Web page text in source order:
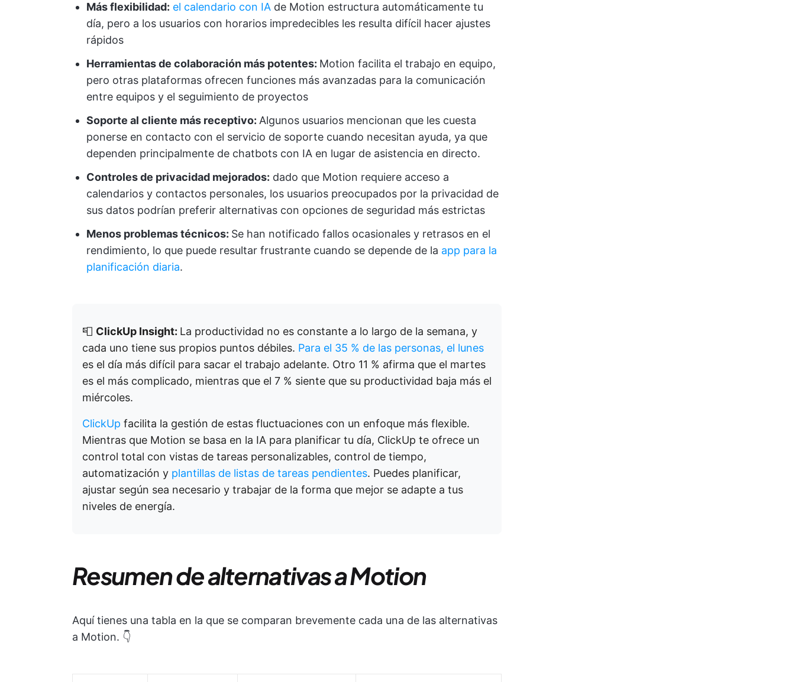
Más flexibilidad: el calendario con IA de Motion estructura automáticamente tu
día, pero a los usuarios con horarios impredecibles les resulta difícil hacer ajustes
rápidos
Herramientas de colaboración más potentes: Motion facilita el trabajo en equipo,
pero otras plataformas ofrecen funciones más avanzadas para la comunicación
entre equipos y el seguimiento de proyectos
Soporte al cliente más receptivo: Algunos usuarios mencionan que les cuesta
ponerse en contacto con el servicio de soporte cuando necesitan ayuda, ya que
dependen principalmente de chatbots con IA en lugar de asistencia en directo.
Controles de privacidad mejorados: dado que Motion requiere acceso a
calendarios y contactos personales, los usuarios preocupados por la privacidad de
sus datos podrían preferir alternativas con opciones de seguridad más estrictas
Menos problemas técnicos: Se han notificado fallos ocasionales y retrasos en el
rendimiento, lo que puede resultar frustrante cuando se depende de la app para la
planificación diaria.
📮 ClickUp Insight: La productividad no es constante a lo largo de la semana, y
cada uno tiene sus propios puntos débiles. Para el 35 % de las personas, el lunes
es el día más difícil para sacar el trabajo adelante. Otro 11 % afirma que el martes
es el más complicado, mientras que el 7 % siente que su productividad baja más el
miércoles.
ClickUp facilita la gestión de estas fluctuaciones con un enfoque más flexible.
Mientras que Motion se basa en la IA para planificar tu día, ClickUp te ofrece un
control total con vistas de tareas personalizables, control de tiempo,
automatización y plantillas de listas de tareas pendientes. Puedes planificar,
ajustar según sea necesario y trabajar de la forma que mejor se adapte a tus
niveles de energía.
Resumen de alternativas a Motion
Aquí tienes una tabla en la que se comparan brevemente cada una de las alternativas
a Motion. 👇